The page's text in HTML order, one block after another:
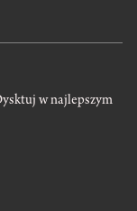
w najlepszym